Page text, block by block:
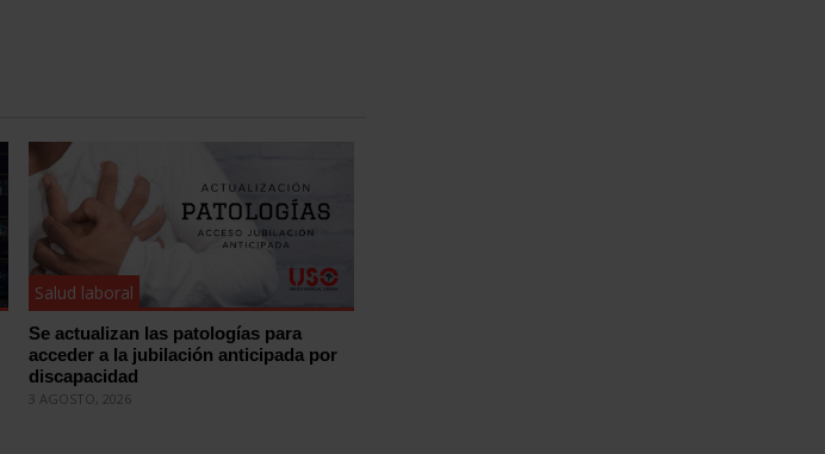
Salud laboral
Se actualizan las patologías para
acceder a la jubilación anticipada por
discapacidad
3 AGOSTO, 2026